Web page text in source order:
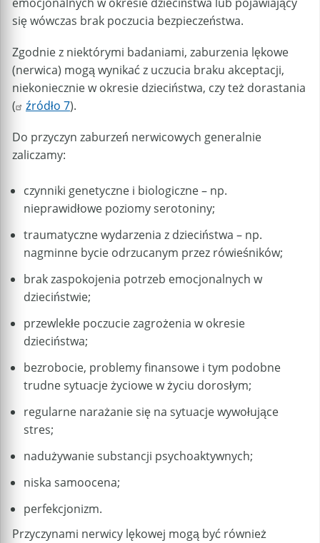
się wówczas brak poczucia bezpieczeństwa.
Zgodnie z niektórymi badaniami, zaburzenia lękowe
(nerwica) mogą wynikać z uczucia braku akceptacji,
niekoniecznie w okresie dzieciństwa, czy też dorastania
(
źródło 7).
Do przyczyn zaburzeń nerwicowych generalnie
zaliczamy:
czynniki genetyczne i biologiczne – np.
nieprawidłowe poziomy serotoniny;
traumatyczne wydarzenia z dzieciństwa – np.
nagminne bycie odrzucanym przez rówieśników;
brak zaspokojenia potrzeb emocjonalnych w
dzieciństwie;
przewlekłe poczucie zagrożenia w okresie
dzieciństwa;
bezrobocie, problemy finansowe i tym podobne
trudne sytuacje życiowe w życiu dorosłym;
regularne narażanie się na sytuacje wywołujące
stres;
nadużywanie substancji psychoaktywnych;
niska samoocena;
perfekcjonizm.
Przyczynami nerwicy lękowej mogą być również